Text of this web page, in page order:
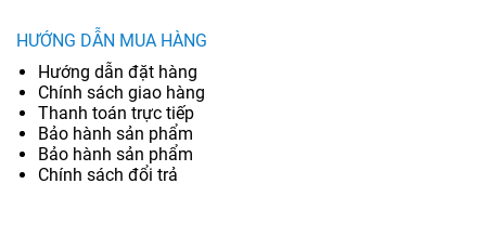
HƯỚNG DẪN MUA HÀNG
Hướng dẫn đặt hàng
Chính sách giao hàng
Thanh toán trực tiếp
Bảo hành sản phẩm
Bảo hành sản phẩm
Chính sách đổi trả